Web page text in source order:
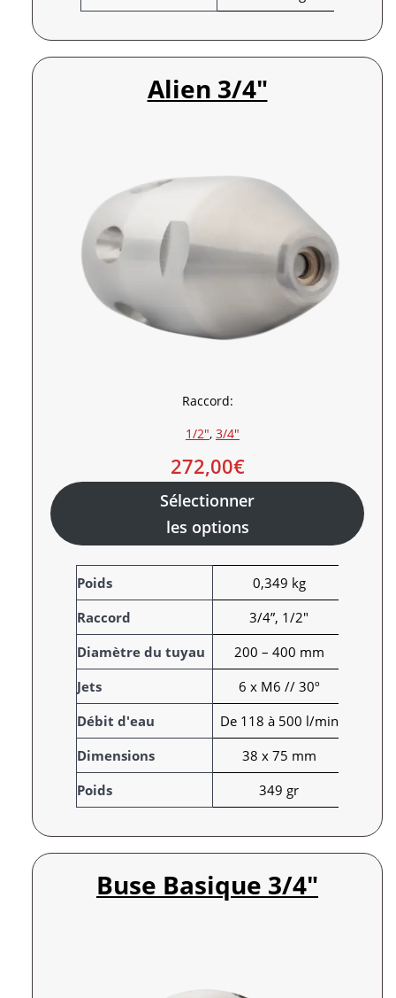
Alien 3/4″
Raccord:
1/2″, 3/4″
272,00€
Sélectionner
les options
A
t
t
r
i
b
u
t
s
V
a
l
e
u
r
Poids
0,349 kg
Raccord
3/4”, 1/2"
Diamètre du tuyau
200 – 400 mm
Jets
6 x M6 // 30º
Débit d'eau
De 118 à 500 l/min
Dimensions
38 x 75 mm
Poids
349 gr
Buse Basique 3/4″